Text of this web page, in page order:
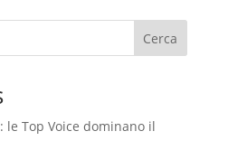
Cerca
le Top Voice dominano il